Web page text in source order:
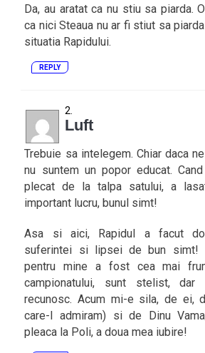
Da, au aratat ca nu stiu sa piarda.
ca nici Steaua nu ar fi stiut sa
situatia Rapidului.
REPLY
Luft
Trebuie sa intelegem. Chiar daca
nu suntem un popor educat.
plecat de la talpa satului, a
important lucru, bunul simt!
Asa si aici, Rapidul a facut
suferintei si lipsei de bun simt!
pentru mine a fost cea mai
campionatului, sunt stelist,
recunosc. Acum mi-e sila, de ei,
care-l admiram) si de Dinu
pleaca la Poli, a doua mea iubire!